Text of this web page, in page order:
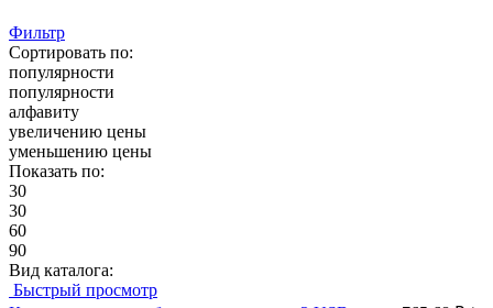
Фильтр
Сортировать по:
популярности
популярности
алфавиту
увеличению цены
уменьшению цены
Показать по:
30
30
60
90
Вид каталога:
Быстрый просмотр